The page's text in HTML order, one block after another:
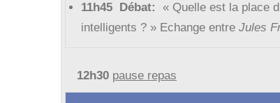
11h45 Débat: « Quelle est la place
intelligents ? » Echange entre Jules
12h30 pause repas